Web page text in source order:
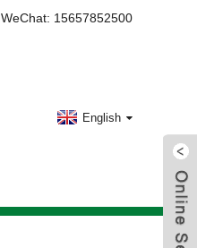
WeChat: 15657852500
English